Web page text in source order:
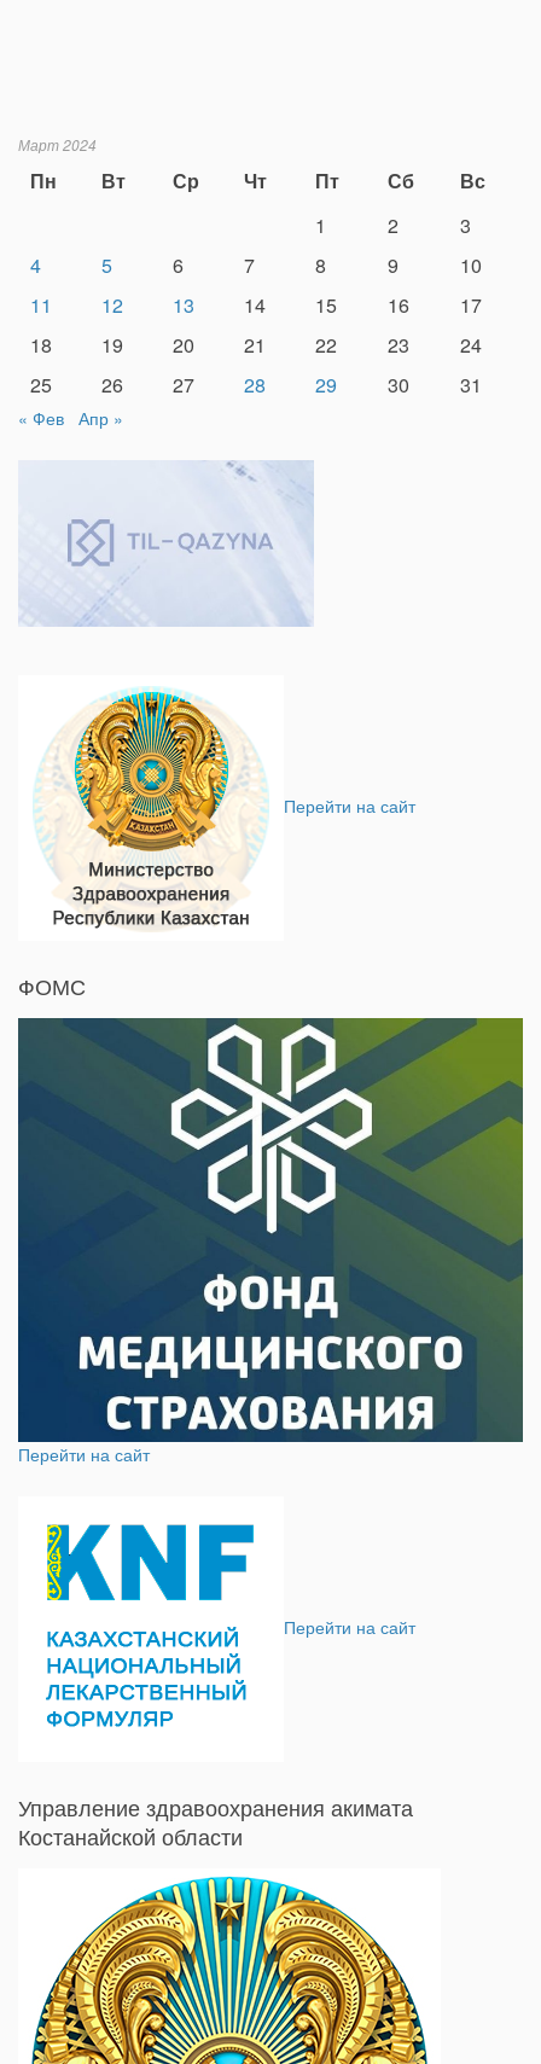
Март 2024
Пн Вт Ср Чт Пт Сб
Вс
1
2
3
4
5 6 7 8 9
10
11
12 13 14 15 16
17
18
19 20 21 22 23
24
25
26 27 28 29 30 31
« Фев Апр »
Перейти на сайт
ФОМС
Перейти на сайт
Перейти на сайт
Управление здравоохранения акимата
Костанайской области